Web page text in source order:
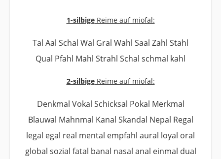
1-silbigeReime auf miofal:
Tal Aal Schal Wal Gral Wahl Saal Zahl Stahl
Qual Pfahl Mahl Strahl Schal schmal kahl
2-silbigeReime auf miofal:
Denkmal Vokal Schicksal Pokal Merkmal
Blauwal Mahnmal Kanal Skandal Nepal Regal
legal egal real mental empfahl aural loyal oral
global sozial fatal banal nasal anal einmal dual